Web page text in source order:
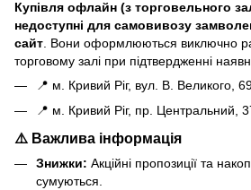
Купівля офлайн (з торговельного
недоступні для самовивозу
сайт . Вони оформлюються виключно
торговому залі при підтвердженні
📍 м. Кривий Ріг, вул. В. Великого,
📍 м. Кривий Ріг, пр. Центральний,
⚠️ Важлива інформація
Знижки: Акційні пропозиції та
сумуються.